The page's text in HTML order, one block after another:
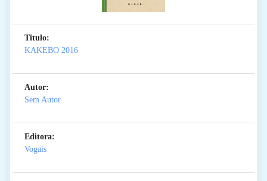
Titulo:
KAKEBO 2016
Autor:
Sem Autor
Editora:
Vogais